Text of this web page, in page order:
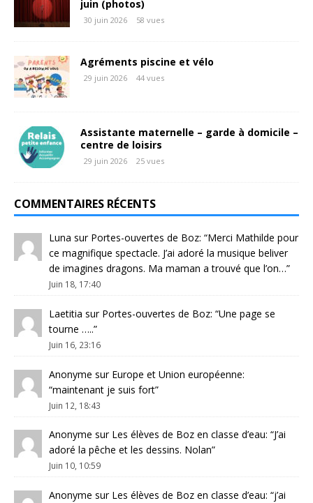
juin (photos)
30 juin 2026 58 vues
Agréments piscine et vélo
29 juin 2026 44 vues
Assistante maternelle – garde à domicile –
centre de loisirs
29 juin 2026 25 vues
COMMENTAIRES RÉCENTS
Luna sur Portes-ouvertes de Boz: “Merci Mathilde pour
ce magnifique spectacle. J’ai adoré la musique beliver
de imagines dragons. Ma maman a trouvé que l’on…”
Juin 18, 17:40
Laetitia sur Portes-ouvertes de Boz: “Une page se
tourne …..”
Juin 16, 23:16
Anonyme sur Europe et Union européenne:
“maintenant je suis fort”
Juin 12, 18:43
Anonyme sur Les élèves de Boz en classe d’eau: “J’ai
adoré la pêche et les dessins. Nolan”
Juin 10, 10:59
Anonyme sur Les élèves de Boz en classe d’eau: “j’ai